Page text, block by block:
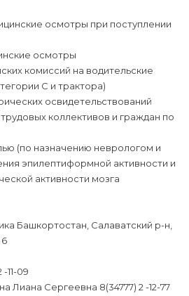
осмотры при поступлении
осмотры
комиссий на водительские
С и трактора)
освидетельствований
коллективов и граждан по
(по назначению неврологом и
эпилептиформной активности и
активности мозга
Башкортостан, Салаватский р-н,
11-09
Лиана Сергеевна 8(34777) 2 -12-77